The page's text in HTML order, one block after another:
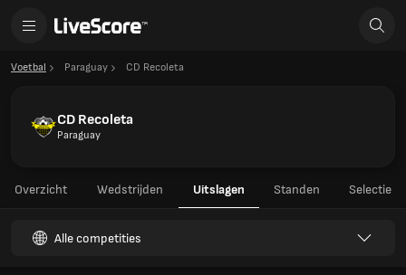
Voetbal Paraguay CD Recoleta
CD Recoleta
Paraguay
Overzicht Wedstrijden Uitslagen Standen Selectie
Alle competities